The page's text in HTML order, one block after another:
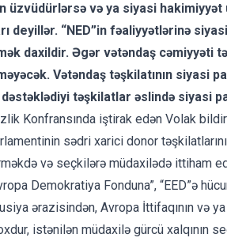
üzvüdürlərsə və ya siyasi
deyillər. “NED”in fəaliyyətlərinə
daxildir. Əgər vətəndaş cəmiyyəti
Vətəndaş təşkilatının siyasi
dəstəklədiyi təşkilatlar əslində siyasi
Konfransında iştirak edən Volak
sədri xarici donor
və seçkilərə müdaxilədə ittiham
Demokratiya Fonduna”, “EED”ə
ərazisindən, Avropa İttifaqının və
istənilən müdaxilə gürcü xalqının